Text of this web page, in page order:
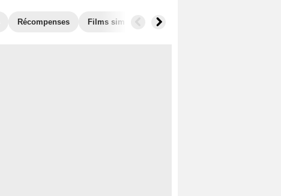
Récompenses Films similaires